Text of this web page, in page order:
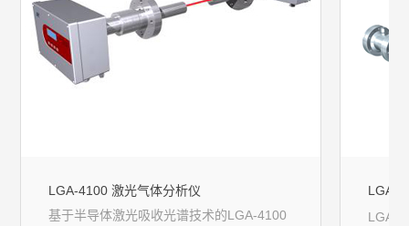
LGA-4100 激光气体分析仪
基于半导体激光吸收光谱技术的LGA-4100
LGA-
LGA-